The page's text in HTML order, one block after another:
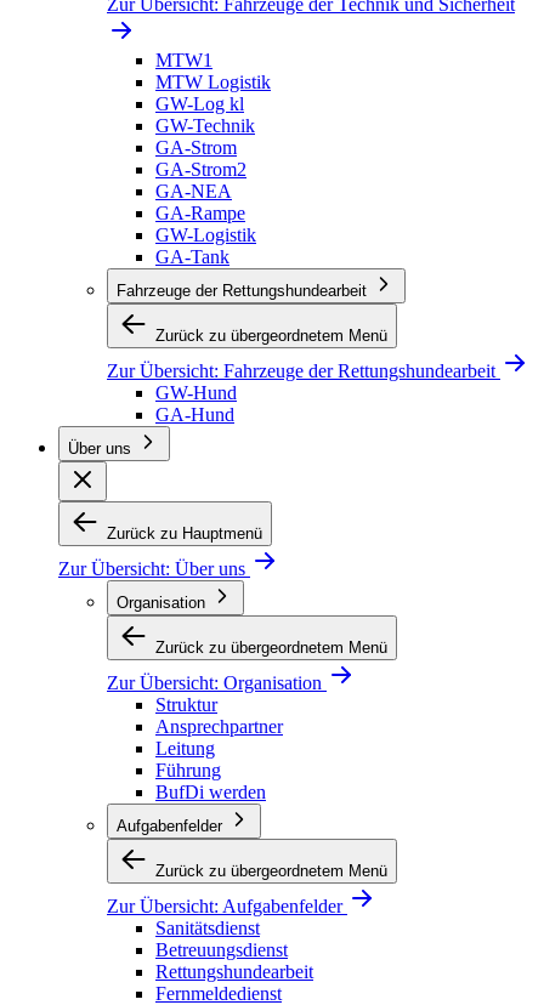
Zur Übersicht: Fahrzeuge der Technik und Sicherheit
MTW1
MTW Logistik
GW-Log kl
GW-Technik
GA-Strom
GA-Strom2
GA-NEA
GA-Rampe
GW-Logistik
GA-Tank
Fahrzeuge der Rettungshundearbeit
Zurück zu übergeordnetem Menü
Zur Übersicht: Fahrzeuge der Rettungshundearbeit
GW-Hund
GA-Hund
Über uns
Zurück zu Hauptmenü
Zur Übersicht: Über uns
Organisation
Zurück zu übergeordnetem Menü
Zur Übersicht: Organisation
Struktur
Ansprechpartner
Leitung
Führung
BufDi werden
Aufgabenfelder
Zurück zu übergeordnetem Menü
Zur Übersicht: Aufgabenfelder
Sanitätsdienst
Betreuungsdienst
Rettungshundearbeit
Fernmeldedienst